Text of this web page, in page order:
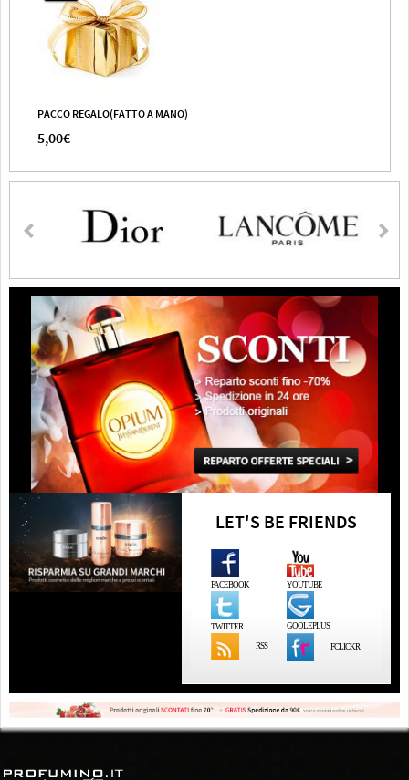
PACCO REGALO(FATTO A MANO)
5,00€
LET'S BE FRIENDS
FACEBOOK YOUTUBE
TWITTER GOOLEPLUS
RSS FCLICKR